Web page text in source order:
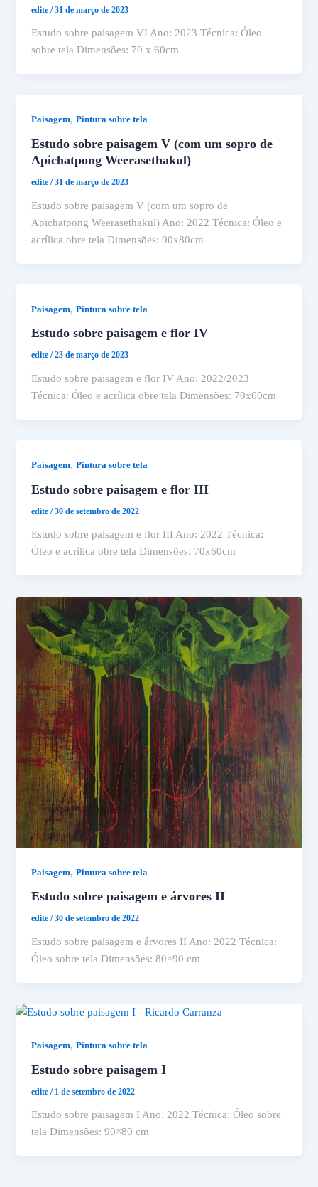
edite/31 de março de 2023
Estudo sobre paisagem VI Ano: 2023 Técnica: Óleo
sobre tela Dimensões: 70 x 60cm
Paisagem,Pintura sobre tela
Estudo sobre paisagem V (com um sopro de
Apichatpong Weerasethakul)
edite/31 de março de 2023
Estudo sobre paisagem V (com um sopro de
Apichatpong Weerasethakul) Ano: 2022 Técnica: Óleo e
acrílica obre tela Dimensões: 90x80cm
Paisagem,Pintura sobre tela
Estudo sobre paisagem e flor IV
edite/23 de março de 2023
Estudo sobre paisagem e flor IV Ano: 2022/2023
Técnica: Óleo e acrílica obre tela Dimensões: 70x60cm
Paisagem,Pintura sobre tela
Estudo sobre paisagem e flor III
edite/30 de setembro de 2022
Estudo sobre paisagem e flor III Ano: 2022 Técnica:
Óleo e acrílica obre tela Dimensões: 70x60cm
Paisagem,Pintura sobre tela
Estudo sobre paisagem e árvores II
edite/30 de setembro de 2022
Estudo sobre paisagem e árvores II Ano: 2022 Técnica:
Óleo sobre tela Dimensões: 80×90 cm
Paisagem,Pintura sobre tela
Estudo sobre paisagem I
edite/ 1 de setembro de 2022
Estudo sobre paisagem I Ano: 2022 Técnica: Óleo sobre
tela Dimensões: 90×80 cm